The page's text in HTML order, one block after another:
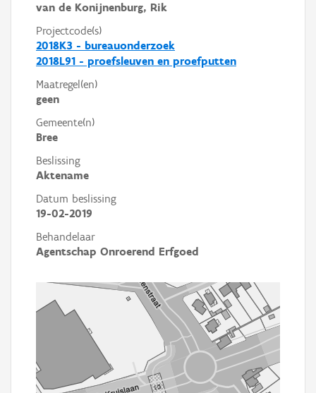
van de Konijnenburg, Rik
Projectcode(s)
2018K3 - bureauonderzoek
2018L91 - proefsleuven en proefputten
Maatregel(en)
geen
Gemeente(n)
Bree
Beslissing
Aktename
Datum beslissing
19-02-2019
Behandelaar
Agentschap Onroerend Erfgoed